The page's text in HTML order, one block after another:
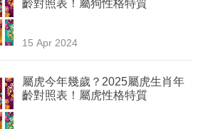
齡對照表！屬狗性格特質
15 Apr 2024
屬虎今年幾歲？2025屬虎生肖年
齡對照表！屬虎性格特質